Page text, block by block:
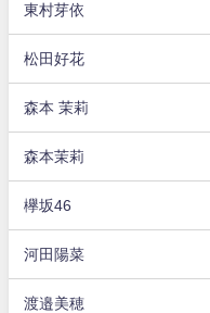
東村芽依
松田好花
森本 茉莉
森本茉莉
欅坂46
河田陽菜
渡邉美穂